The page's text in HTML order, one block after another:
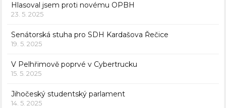
Hlasoval jsem proti novému OPBH
23. 5. 2025
Senátorská stuha pro SDH Kardašova Řečice
19. 5. 2025
V Pelhřimově poprvé v Cybertrucku
15. 5. 2025
Jihočeský studentský parlament
14. 5. 2025